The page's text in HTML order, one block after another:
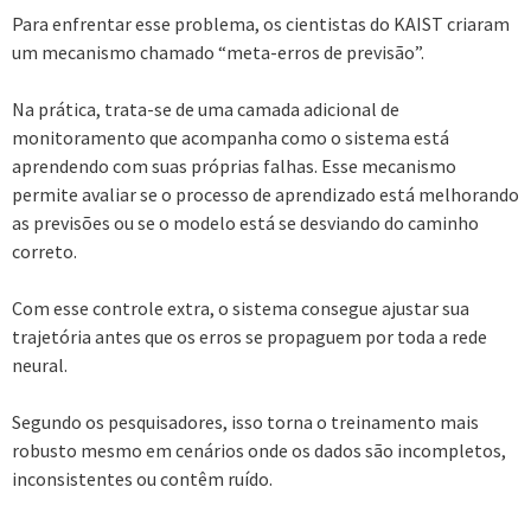
Para enfrentar esse problema, os cientistas do KAIST criaram
um mecanismo chamado “meta-erros de previsão”.
Na prática, trata-se de uma camada adicional de
monitoramento que acompanha como o sistema está
aprendendo com suas próprias falhas. Esse mecanismo
permite avaliar se o processo de aprendizado está melhorando
as previsões ou se o modelo está se desviando do caminho
correto.
Com esse controle extra, o sistema consegue ajustar sua
trajetória antes que os erros se propaguem por toda a rede
neural.
Segundo os pesquisadores, isso torna o treinamento mais
robusto mesmo em cenários onde os dados são incompletos,
inconsistentes ou contêm ruído.